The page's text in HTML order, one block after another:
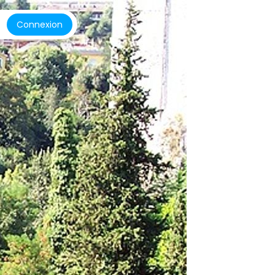
Connexion